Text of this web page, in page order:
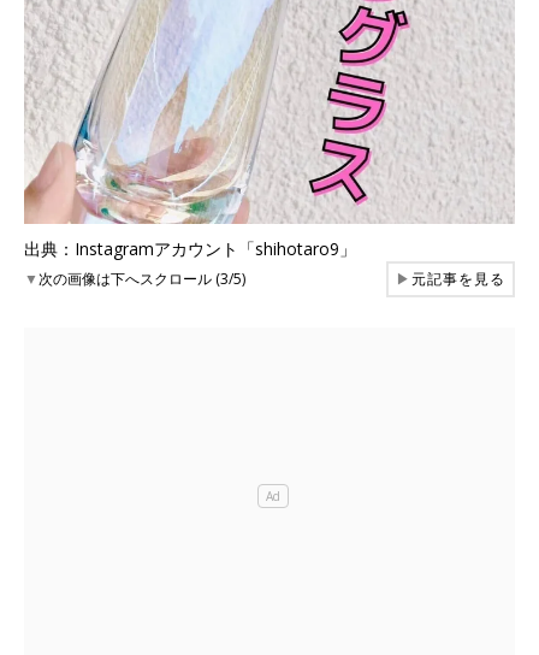
出典：Instagramアカウント「shihotaro9」
▼次の画像は下へスクロール (3/5) ▶元記事を見る